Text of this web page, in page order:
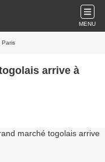
MENU
Paris
arrive à